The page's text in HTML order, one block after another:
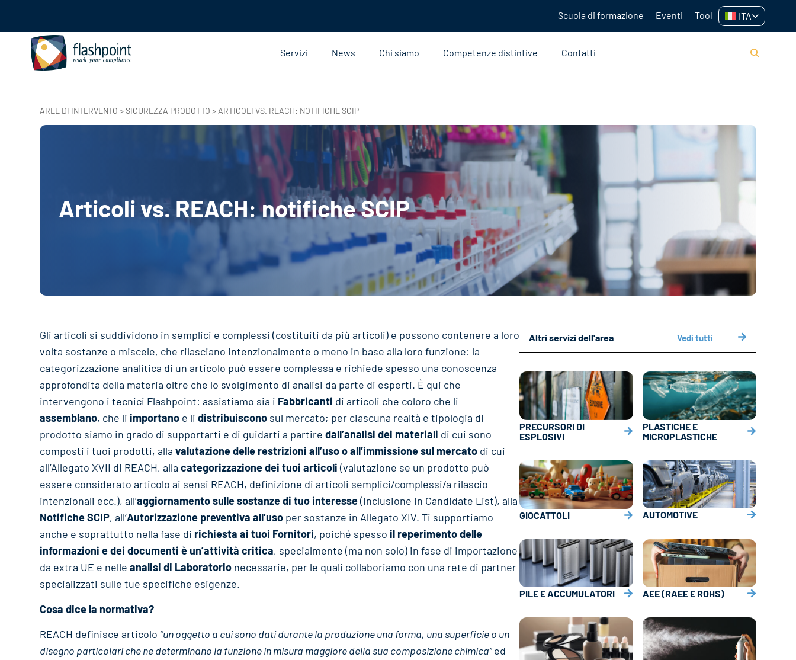
Scuola di formazione Eventi Tool ITA
Servizi News Chi siamo Competenze distintive Contatti
AREE DI INTERVENTO >SICUREZZA PRODOTTO > ARTICOLI VS. REACH: NOTIFICHE SCIP
Articoli vs. REACH: notifiche SCIP
Gli articoli si suddividono in semplici e complessi (costituiti da più articoli) e possono contenere a loro
volta sostanze o miscele, che rilasciano intenzionalmente o meno in base alla loro funzione: la
categorizzazione analitica di un articolo può essere complessa e richiede spesso una conoscenza
approfondita della materia oltre che lo svolgimento di analisi da parte di esperti. È qui che
intervengono i tecnici Flashpoint: assistiamo sia i Fabbricanti di articoli che coloro che li
assemblano, che li importano e li distribuiscono sul mercato; per ciascuna realtà e tipologia di
prodotto siamo in grado di supportarti e di guidarti a partire dall’analisi dei materiali di cui sono
composti i tuoi prodotti, alla valutazione delle restrizioni all’uso o all’immissione sul mercato di cui
all’Allegato XVII di REACH, alla categorizzazione dei tuoi articoli (valutazione se un prodotto può
essere considerato articolo ai sensi REACH, definizione di articoli semplici/complessi/a rilascio
intenzionali ecc.), all’aggiornamento sulle sostanze di tuo interesse(inclusione in Candidate List), alla
Notifiche SCIP, all’Autorizzazione preventiva all’uso per sostanze in Allegato XIV. Ti supportiamo
anche e soprattutto nella fase di richiesta ai tuoi Fornitori, poiché spesso il reperimento delle
informazioni e dei documenti è un’attività critica, specialmente (ma non solo) in fase di importazione
da extra UE e nelle analisi di Laboratorio necessarie, per le quali collaboriamo con una rete di partner
specializzati sulle tue specifiche esigenze.
Cosa dice la normativa?
REACH definisce articolo “un oggetto a cui sono dati durante la produzione una forma, una superficie o un
disegno particolari che ne determinano la funzione in misura maggiore della sua composizione chimica’’ed
Altri servizi dell'area Vedi tutti
PRECURSORI DI
ESPLOSIVI
PLASTICHE E
MICROPLASTICHE
GIOCATTOLI AUTOMOTIVE
PILE E ACCUMULATORI AEE (RAEE E ROHS)